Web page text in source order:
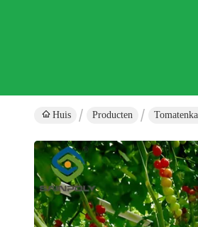
Huis Producten